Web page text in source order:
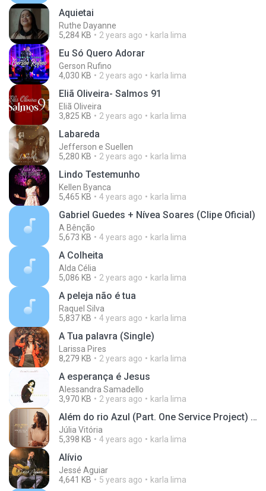
Aquietai
Ruthe Dayanne
5,284 KB
2 years ago karla lima
Eu Só Quero Adorar
Gerson Rufino
4,030 KB
2 years ago karla lima
Eliã Oliveira- Salmos 91
Eliã Oliveira
3,825 KB
2 years ago karla lima
Labareda
Jefferson e Suellen
5,280 KB
2 years ago karla lima
Lindo Testemunho
Kellen Byanca
5,465 KB
4 years ago karla lima
Gabriel Guedes + Nívea Soares (Clipe Oficial)
A Bênção
5,673 KB
4 years ago karla lima
A Colheita
Alda Célia
5,086 KB
2 years ago karla lima
A peleja não é tua
Raquel Silva
5,837 KB
4 years ago karla lima
A Tua palavra (Single)
Larissa Pires
8,279 KB
2 years ago karla lima
A esperança é Jesus
Alessandra Samadello
3,970 KB
2 years ago karla lima
Além do rio Azul (Part. One Service Project) [Ao vivo] {Single}
Júlia Vitória
5,398 KB
4 years ago karla lima
Alívio
Jessé Aguiar
4,641 KB
5 years ago karla lima